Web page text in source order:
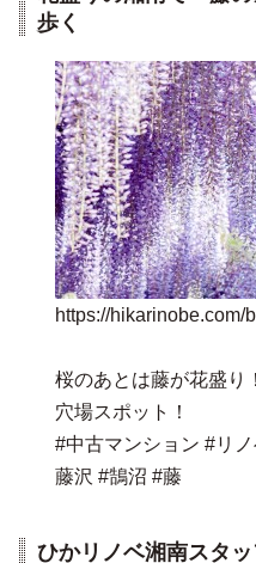
歩く
https://hikarinobe.com/
桜のあとは藤が花盛り
穴場スポット！
#中古マンション #リ
藤沢 #鵠沼 #藤
ひかリノベ湘南スタ